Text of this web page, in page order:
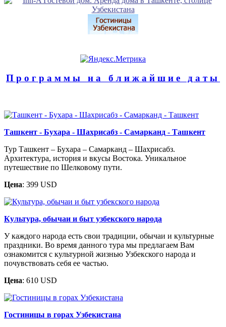
Программы на ближайшие даты
Ташкент - Бухара - Шахрисабз - Самарканд - Ташкент
Тур Ташкент – Бухара – Самарканд – Шахрисабз.
Архитектура, история и вкусы Востока. Уникальное
путешествие по Шелковому пути.
Цена: 399 USD
Культура, обычаи и быт узбекского народа
У каждого народа есть свои традиции, обычаи и культурные
праздники. Во время данного тура мы предлагаем Вам
ознакомится с культурной жизнью Узбекского народа и
почувствовать себя ее частью.
Цена: 610 USD
Гостиницы в горах Узбекистана